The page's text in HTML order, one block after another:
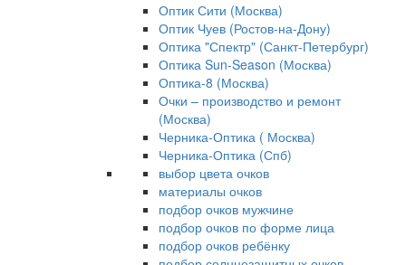
Оптик Сити (Москва)
Оптик Чуев (Ростов-на-Дону)
Оптика "Спектр" (Санкт-Петербург)
Оптика Sun-Season (Москва)
Оптика-8 (Москва)
Очки – производство и ремонт
(Москва)
Черника-Оптика ( Москва)
Черника-Оптика (Спб)
выбор цвета очков
материалы очков
подбор очков мужчине
подбор очков по форме лица
подбор очков ребёнку